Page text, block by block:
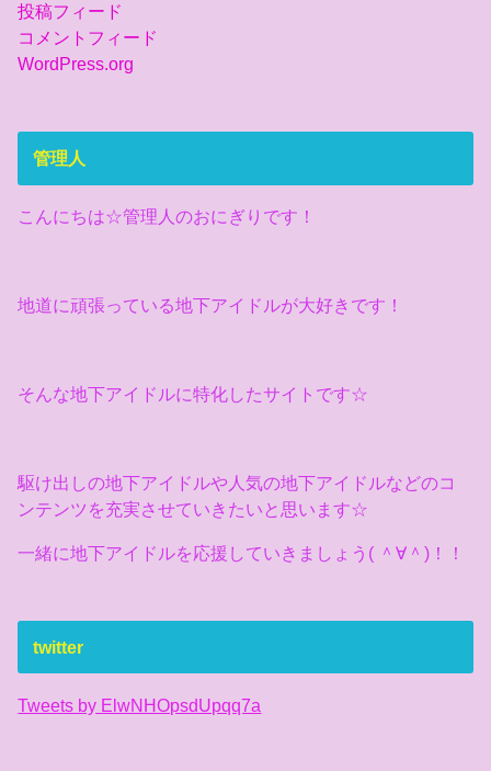
投稿フィード
コメントフィード
WordPress.org
管理人
こんにちは☆管理人のおにぎりです！
地道に頑張っている地下アイドルが大好きです！
そんな地下アイドルに特化したサイトです☆
駆け出しの地下アイドルや人気の地下アイドルなどのコ
ンテンツを充実させていきたいと思います☆
一緒に地下アイドルを応援していきましょう( ＾∀＾)！！
twitter
Tweets by ElwNHOpsdUpqq7a